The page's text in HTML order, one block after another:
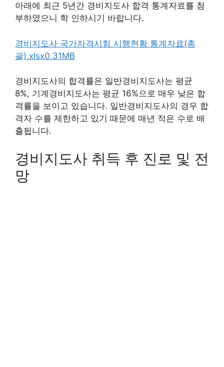
아래에 최근 5년간 경비지도사 합격 통계자료를 첨
부하였으니 학 인하시기 바랍니다.
경비지도사 국가자격시험 시행현황 통계자료(총
괄).xlsx0.31MB
경비지도사의 합격률은 일반경비지도사는 평균
8%, 기계경비지도사는 평균 16%으로 매우 낮은 합
격률을 보이고 있습니다. 일반경비지도사의 경우 합
격자 수를 제한하고 있기 때문에 매년 적은 수로 배
출됩니다.
경비지도사 취득 후 진로 및 전
망